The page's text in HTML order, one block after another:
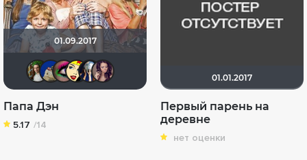
01.09.2017
Борис Хаимов
didak2002
Папа Дэн
5.17 /14
01.01.2017
Первый парень на
деревне
нет оценки